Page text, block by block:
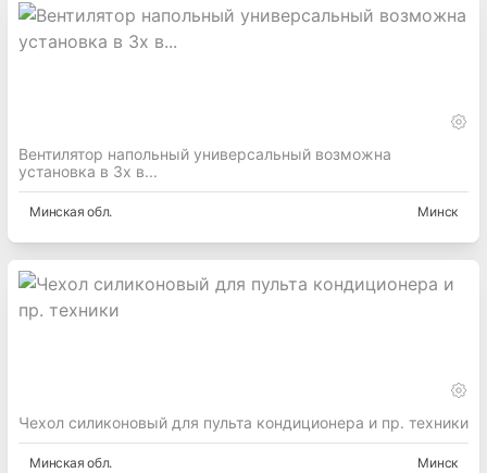
Вентилятор напольный универсальный возможна
установка в 3х в...
Минская обл. Минск
Чехол силиконовый для пульта кондиционера и пр. техники
Минская обл. Минск